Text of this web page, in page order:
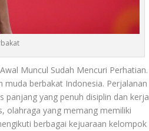
Muncul Sudah Mencuri Perhatian.
muda berbakat Indonesia. Perjalanan
panjang yang penuh disiplin dan kerja
olahraga yang memang memiliki
berbagai kejuaraan kelompok